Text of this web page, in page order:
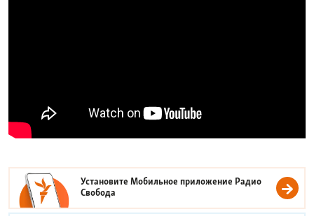
Установите Мобильное приложение Радио
Свобода